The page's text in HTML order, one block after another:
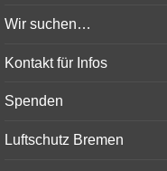
Wir suchen…
Kontakt für Infos
Spenden
Luftschutz Bremen